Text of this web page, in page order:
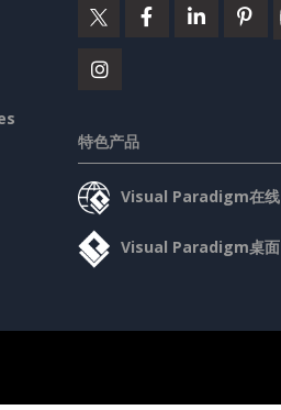
特色产品
Visual Paradigm在线
Visual Paradigm桌面